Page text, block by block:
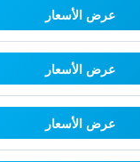
عرض الأسعار
عرض الأسعار
عرض الأسعار